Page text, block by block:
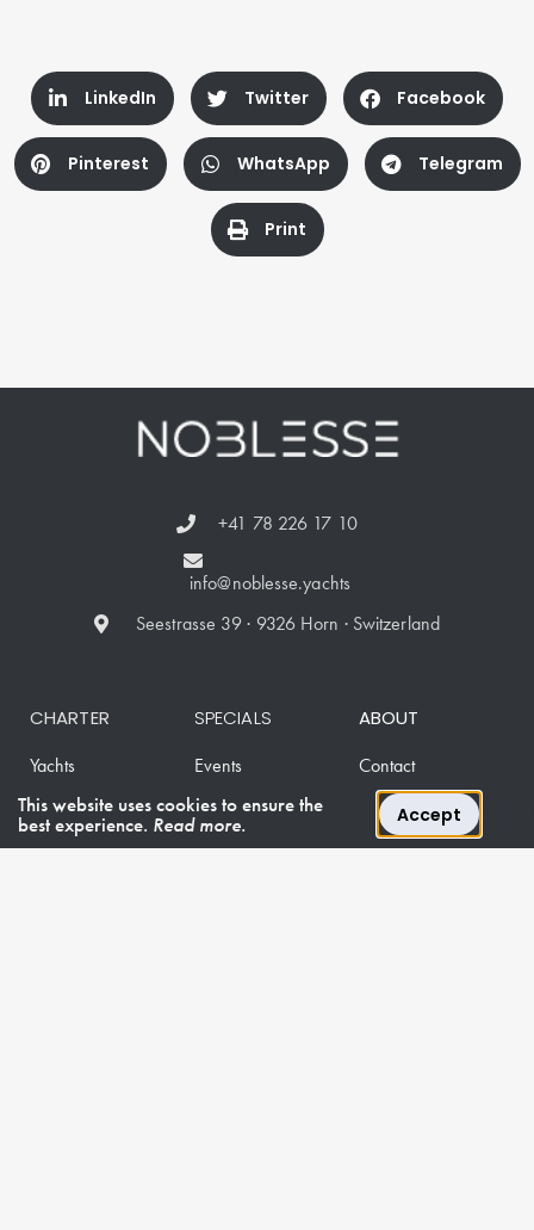
LinkedIn Twitter Facebook
Pinterest WhatsApp Telegram
Print
+41 78 226 17 10
info@noblesse.yachts
Seestrasse 39 · 9326 Horn · Switzerland
CHARTER
Yachts
SPECIALS
Events
ABOUT
Contact
Privacy Policy
Cookie Policy
This website uses cookies to ensure the
best experience. Read more. Accept